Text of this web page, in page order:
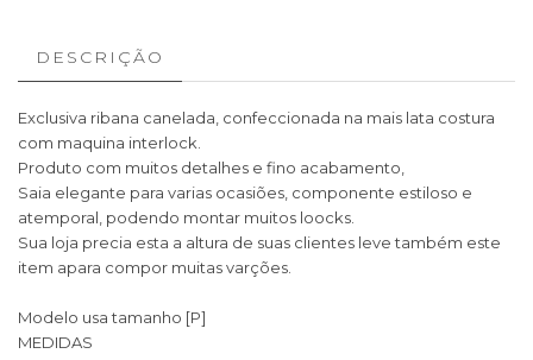
DESCRIÇÃO
Exclusiva ribana canelada, confeccionada na mais lata costura
com maquina interlock.
Produto com muitos detalhes e fino acabamento,
Saia elegante para varias ocasiões, componente estiloso e
atemporal, podendo montar muitos loocks.
Sua loja precia esta a altura de suas clientes leve também este
item apara compor muitas varções.
Modelo usa tamanho [P]
MEDIDAS